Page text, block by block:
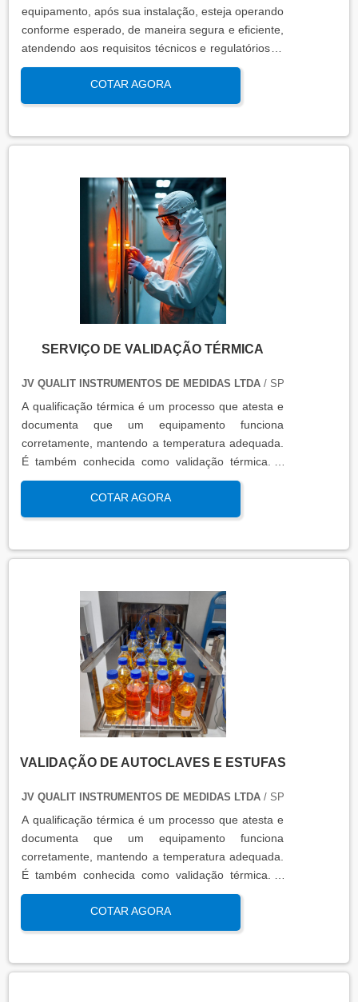
equipamento, após sua instalação, esteja operando
conforme esperado, de maneira segura e eficiente,
atendendo aos requisitos técnicos e regulatórios. A
qualificação de operação é focada em verificar se o
sistema ou equipamento funciona dentro dos
parâmetros esperados em condições reais de
qualidade, produtividade e segurança no ambiente
COTAR AGORA
SERVIÇO DE VALIDAÇÃO TÉRMICA
JV QUALIT INSTRUMENTOS DE MEDIDAS LTDA/ SP
A qualificação térmica é um processo que atesta e
documenta que um equipamento funciona
corretamente, mantendo a temperatura adequada.
É também conhecida como validação térmica. A
qualificação térmica é importante para garantir a
qualidade e eficiência de equipamentos que
precisam de controle de temperatura. É aplicada a
produtos, como autoclaves, estufas, câmaras frias,
qualificação térmica é apresentado em um relatório
técnico que contém informações como gráficos,
certificados de calibração e a conclusão das
condições funcionais.
COTAR AGORA
VALIDAÇÃO DE AUTOCLAVES E ESTUFAS
JV QUALIT INSTRUMENTOS DE MEDIDAS LTDA/ SP
A qualificação térmica é um processo que atesta e
documenta que um equipamento funciona
corretamente, mantendo a temperatura adequada.
É também conhecida como validação térmica. A
qualificação térmica é importante para garantir a
qualidade e eficiência de equipamentos que
precisam de controle de temperatura. É aplicada a
produtos, como autoclaves, estufas, câmaras frias,
COTAR AGORA